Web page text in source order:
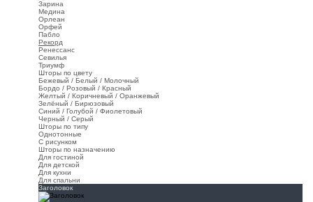
Зарина
Медина
Орлеан
Орфей
Пабло
Рекорд
Ренессанс
Севилья
Триумф
Шторы по цвету
Бежевый / Белый / Молочный
Бордо / Розовый / Красный
Желтый / Коричневый / Оранжевый
Зелёный / Бирюзовый
Синий / Голубой / Фиолетовый
Черный / Серый
Шторы по типу
Однотонные
С рисунком
Шторы по назначению
Для гостиной
Для детской
Для кухни
Для спальни
Заголовок